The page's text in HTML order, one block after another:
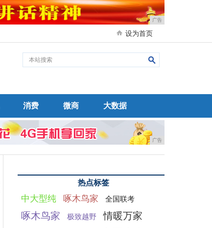
广告
设为首页
消费 微商 大数据
广告
热点标签
中大型纯 啄木鸟家 全国联考
啄木鸟家 极致越野 情暖万家